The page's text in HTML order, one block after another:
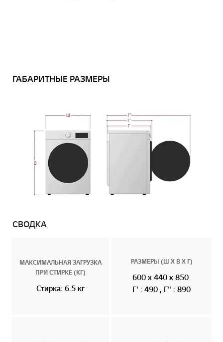
ГАБАРИТНЫЕ РАЗМЕРЫ
СВОДКА
МАКСИМАЛЬНАЯ ЗАГРУЗКА
ПРИ СТИРКЕ (КГ)
Стирка: 6.5 кг
РАЗМЕРЫ (Ш Х В Х Г)
600 x 440 x 850
Г' : 490 , Г" : 890